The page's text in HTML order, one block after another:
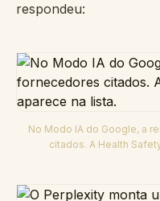
respondeu:
No Modo IA do Google, a
citados. A Health